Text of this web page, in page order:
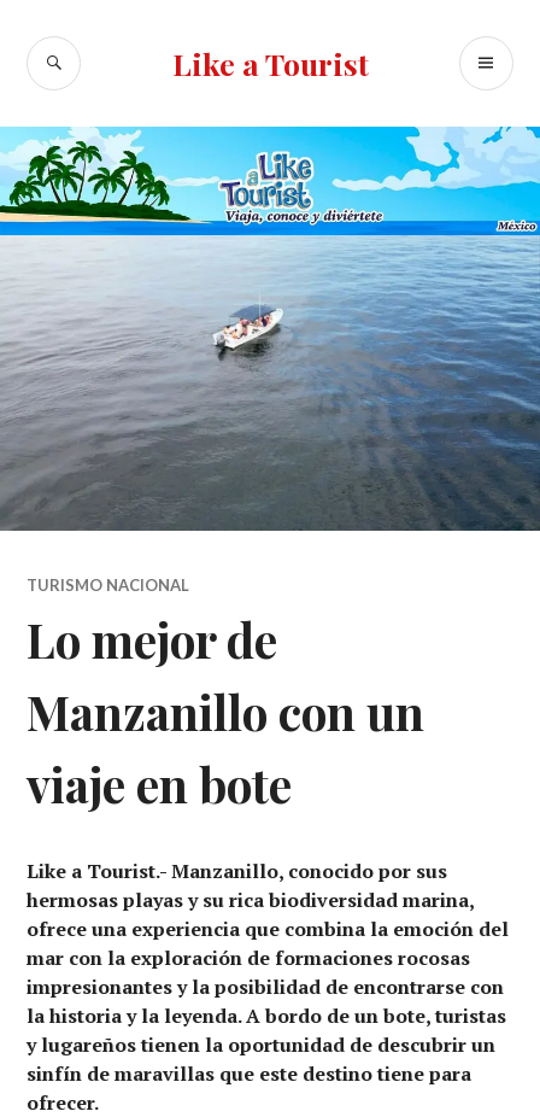
contenido
Like a Tourist
BUSCAR
TURISMO NACIONAL
Lo mejor de
Manzanillo con un
viaje en bote
Like a Tourist.- Manzanillo, conocido por sus
hermosas playas y su rica biodiversidad marina,
ofrece una experiencia que combina la emoción del
mar con la exploración de formaciones rocosas
impresionantes y la posibilidad de encontrarse con
la historia y la leyenda. A bordo de un bote, turistas
y lugareños tienen la oportunidad de descubrir un
sinfín de maravillas que este destino tiene para
ofrecer.